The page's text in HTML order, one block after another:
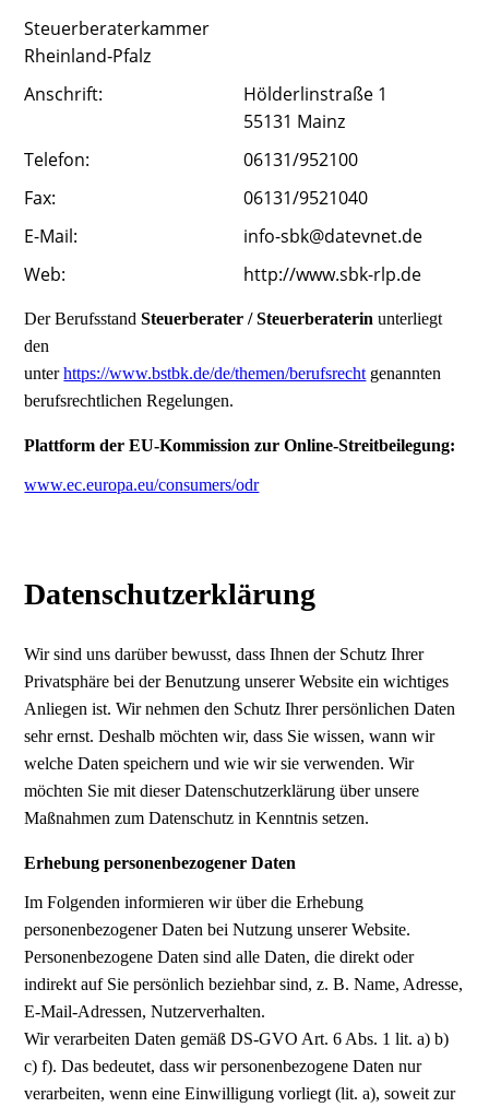
Steuerberaterkammer
Rheinland‑Pfalz
Anschrift:
Hölderlinstraße 1
55131 Mainz
Telefon:
06131/952100
Fax:
06131/9521040
E-Mail:
info-sbk@datevnet.de
Web:
http://www.sbk-rlp.de
Der BerufsstandSteuerberater / Steuerberaterin unterliegt
den
unterhttps://www.bstbk.de/de/themen/berufsrecht genannten
berufsrechtlichen Regelungen.
Plattform der EU-Kommission zur Online-Streitbeilegung:
www.ec.europa.eu/consumers/odr
Datenschutz­erklärung
Wir sind uns darüber bewusst, dass Ihnen der Schutz Ihrer
Privatsphäre bei der Benutzung unserer Website ein wichtiges
Anliegen ist. Wir nehmen den Schutz Ihrer persönlichen Daten
sehr ernst. Deshalb möchten wir, dass Sie wissen, wann wir
welche Daten speichern und wie wir sie verwenden. Wir
möchten Sie mit dieser Datenschutzerklärung über unsere
Maßnahmen zum Datenschutz in Kenntnis setzen.
Erhebung personenbezogener Daten
Im Folgenden informieren wir über die Erhebung
personenbezogener Daten bei Nutzung unserer Website.
Personenbezogene Daten sind alle Daten, die direkt oder
indirekt auf Sie persönlich beziehbar sind, z. B. Name, Adresse,
E-Mail-Adressen, Nutzerverhalten.
Wir verarbeiten Daten gemäß DS-GVO Art. 6 Abs. 1 lit. a) b)
c) f). Das bedeutet, dass wir personenbezogene Daten nur
verarbeiten, wenn eine Einwilligung vorliegt (lit. a), soweit zur